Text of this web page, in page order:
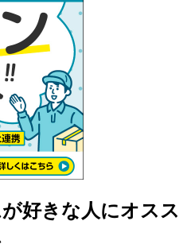
好きな人にオスス